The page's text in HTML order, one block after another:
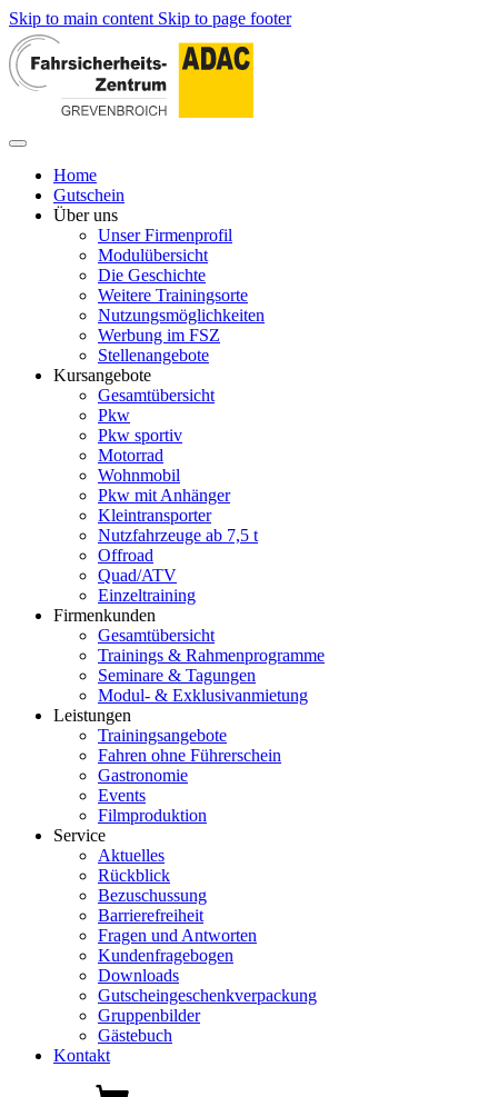
Skip to main content Skip to page footer
Home
Gutschein
Über uns
Unser Firmenprofil
Modulübersicht
Die Geschichte
Weitere Trainingsorte
Nutzungsmöglichkeiten
Werbung im FSZ
Stellenangebote
Kursangebote
Gesamtübersicht
Pkw
Pkw sportiv
Motorrad
Wohnmobil
Pkw mit Anhänger
Kleintransporter
Nutzfahrzeuge ab 7,5 t
Offroad
Quad/ATV
Einzeltraining
Firmenkunden
Gesamtübersicht
Trainings & Rahmenprogramme
Seminare & Tagungen
Modul- & Exklusivanmietung
Leistungen
Trainingsangebote
Fahren ohne Führerschein
Gastronomie
Events
Filmproduktion
Service
Aktuelles
Rückblick
Bezuschussung
Barrierefreiheit
Fragen und Antworten
Kundenfragebogen
Downloads
Gutscheingeschenkverpackung
Gruppenbilder
Gästebuch
Kontakt